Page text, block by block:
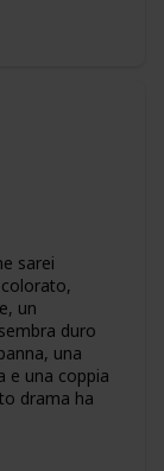
sarei
un
duro
una
e una coppia
drama ha